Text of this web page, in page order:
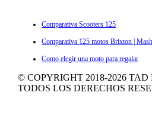
Comparativa Scooters 125
Comparativa 125 motos Brixton |
Como elegir una moto para regalar
© COPYRIGHT 2018-2026 TAD
TODOS LOS DERECHOS